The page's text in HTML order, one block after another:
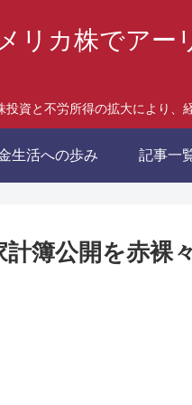
リカ株でアー
投資と不労所得の拡大により、
生活への歩み 記事一
簿公開を赤裸